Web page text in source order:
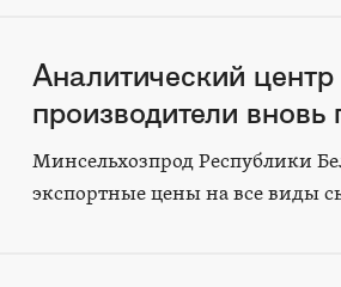
Аналитический
производители
Минсельхозпрод Республики
экспортные цены на все виды